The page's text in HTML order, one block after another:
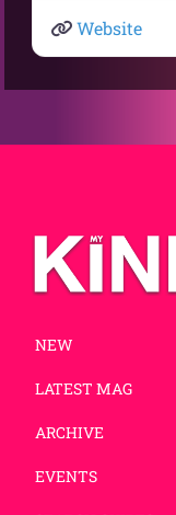
Website
NEW
LATEST MAG
ARCHIVE
EVENTS